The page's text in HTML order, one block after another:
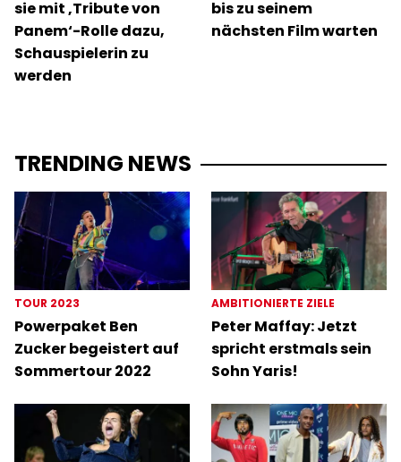
sie mit ‚Tribute von
Panem‘-Rolle dazu,
Schauspielerin zu
werden
bis zu seinem
nächsten Film warten
TRENDING NEWS
TOUR 2023
Powerpaket Ben
Zucker begeistert auf
Sommertour 2022
AMBITIONIERTE ZIELE
Peter Maffay: Jetzt
spricht erstmals sein
Sohn Yaris!